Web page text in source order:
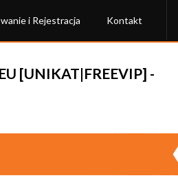
i Rejestracja Kontakt
[UNIKAT|FREEVIP] -